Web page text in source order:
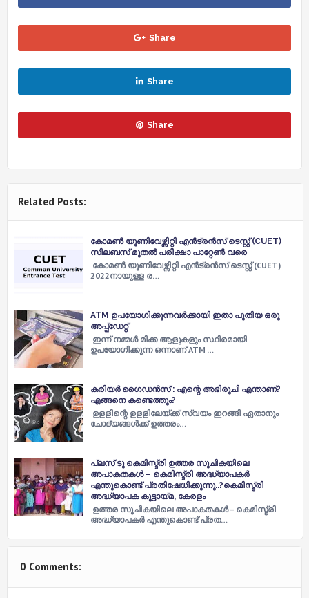
Share
Share
Share
Related Posts:
കോമണ്‍ യൂണിവേഴ്സിറ്റി എന്‍ട്രന്‍സ് ടെസ്റ്റ് (CUET)
സിലബസ് മുതൽ പരീക്ഷാ പാറ്റേൺ വരെ
കോമണ്‍ യൂണിവേഴ്സിറ്റി എന്‍ട്രന്‍സ് ടെസ്റ്റ് (CUET)
2022നായുള്ള ര…
ATM ഉപയോഗിക്കുന്നവര്‍ക്കായി ഇതാ പുതിയ ഒരു
അപ്പ്‌ഡേറ്റ്
ഇന്ന് നമ്മള്‍ മിക്ക ആളുകളും സ്ഥിരമായി
ഉപയോഗിക്കുന്ന ഒന്നാണ് ATM …
കരിയർ ഗൈഡൻസ് : എന്റെ അഭിരുചി എന്താണ്?
എങ്ങനെ കണ്ടെത്തും?
ഉളളിന്റെ ഉളളിലേയ്ക്ക് സ്വയം ഇറങ്ങി ഏതാനും
ചോദ്യങ്ങള്‍ക്ക് ഉത്തരം…
പ്ലസ് ടു കെമിസ്ട്രി ഉത്തര സൂചികയിലെ
അപാകതകൾ – കെമിസ്ട്രി അദ്ധ്യാപകർ
എന്തുകൊണ്ട് പ്രതിഷേധിക്കുന്നു..?കെമിസ്ട്രി
അദ്ധ്യാപക കൂട്ടായ്മ, കേരളം
ഉത്തര സൂചികയിലെ അപാകതകൾ – കെമിസ്ട്രി
അദ്ധ്യാപകർ എന്തുകൊണ്ട് പ്രത…
0 Comments: